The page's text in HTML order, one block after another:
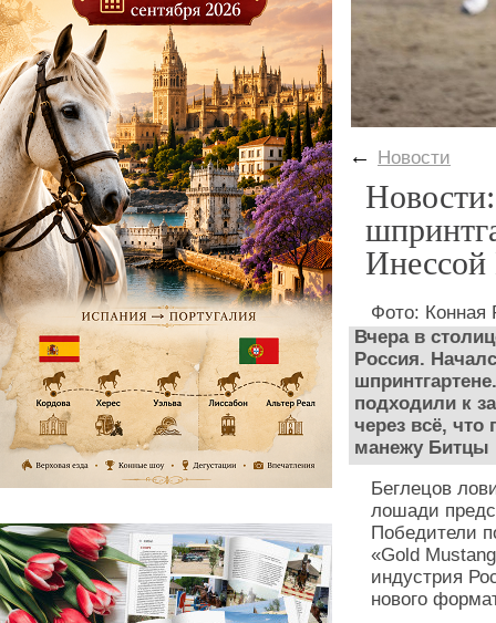
← Новости
Фото: Конная
Вчера в
Россия.
подходили к
через всё, что
манежу Битцы
Беглецов
лошади
Победители
«Gold
индустрия
нового